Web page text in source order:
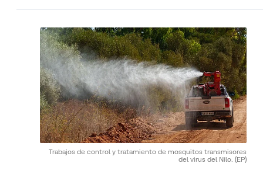
Trabajos de control y tratamiento de mosquitos transmisores
del virus del Nilo. (EP)